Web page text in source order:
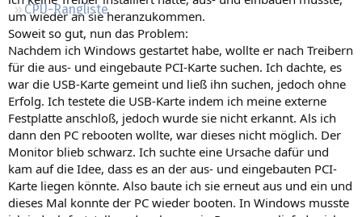
CPU-Rangliste
um wieder an sie heranzukommen.
Soweit so gut, nun das Problem:
Nachdem ich Windows gestartet habe, wollte er nach Treibern
für die aus- und eingebaute PCI-Karte suchen. Ich dachte, es
war die USB-Karte gemeint und ließ ihn suchen, jedoch ohne
Erfolg. Ich testete die USB-Karte indem ich meine externe
Festplatte anschloß, jedoch wurde sie nicht erkannt. Als ich
dann den PC rebooten wollte, war dieses nicht möglich. Der
Monitor blieb schwarz. Ich suchte eine Ursache dafür und
kam auf die Idee, dass es an der aus- und eingebauten PCI-
Karte liegen könnte. Also baute ich sie erneut aus und ein und
dieses Mal konnte der PC wieder booten. In Windows musste